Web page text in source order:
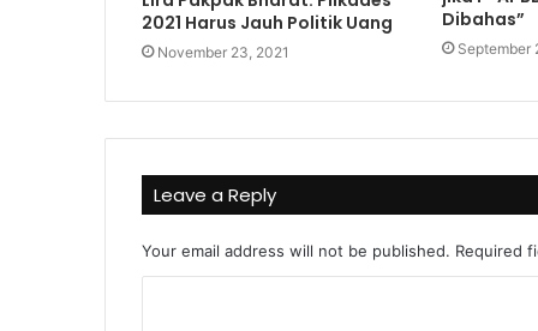
2021 Harus Jauh Politik Uang
November 23, 2021
Dibahas”
September
Leave a Reply
Your email address will not be published. Required